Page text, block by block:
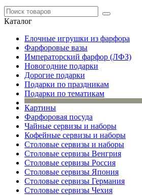
Каталог
Елочные игрушки из фарфора
Фарфоровые вазы
Императорский фарфор (ЛФЗ)
Новогодние подарки
Дорогие подарки
Подарки по праздникам
Подарки по тематикам
Картины
Фарфоровая посуда
Чайные сервизы и наборы
Кофейные сервизы и наборы
Столовые сервизы и наборы
Столовые сервизы Венгрия
Столовые сервизы Россия
Столовые сервизы Япония
Столовые сервизы Германия
Столовые сервизы Чехия